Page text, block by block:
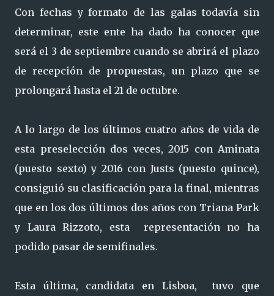
Con fechas y formato de las galas todavía sin
determinar, este ente ha dado ha conocer que
será el 3 de septiembre cuando se abrirá el plazo
de recepción de propuestas, un plazo que se
prolongará hasta el 21 de octubre.
A lo largo de los últimos cuatro años de vida de
esta preselección dos veces, 2015 con Aminata
(puesto sexto) y 2016 con Justs (puesto quince),
consiguió su clasificación para la final, mientras
que en los dos últimos dos años con Triana Park
y Laura Rizzoto, esta representación no ha
podido pasar de semifinales.
Esta última, candidata en Lisboa, tuvo que